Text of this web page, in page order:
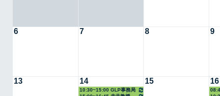
6 7 8 9
13 14
10:30~15:00 GLP事務局
15 16